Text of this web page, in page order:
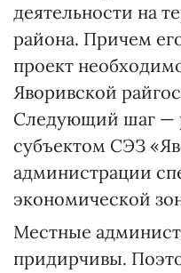
деятельности на
района. Причем
проект
Яворивской
Следующий шаг —
субъектом СЭЗ
администрации
экономической
Местные
придирчивы.